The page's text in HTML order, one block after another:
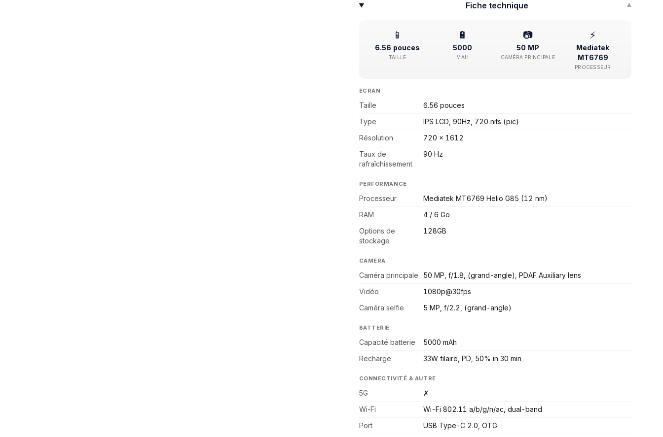
Fiche technique ▾
📱
6.56 pouces
TAILLE
🔋
5000
MAH
📷
50 MP
CAMÉRA PRINCIPALE
⚡
Mediatek
MT6769
PROCESSEUR
ÉCRAN
Taille
6.56 pouces
Type
IPS LCD, 90Hz, 720 nits (pic)
Résolution
720 x 1612
Taux de
rafraîchissement
90 Hz
PERFORMANCE
Processeur
Mediatek MT6769 Helio G85 (12 nm)
RAM
4 / 6 Go
Options de
stockage
128GB
CAMÉRA
Caméra principale
50 MP, f/1.8, (grand-angle), PDAF Auxiliary lens
Vidéo
1080p@30fps
Caméra selfie
5 MP, f/2.2, (grand-angle)
BATTERIE
Capacité batterie
5000 mAh
Recharge
33W filaire, PD, 50% in 30 min
CONNECTIVITÉ & AUTRE
5G
✗
Wi-Fi
Wi-Fi 802.11 a/b/g/n/ac, dual-band
Port
USB Type-C 2.0, OTG